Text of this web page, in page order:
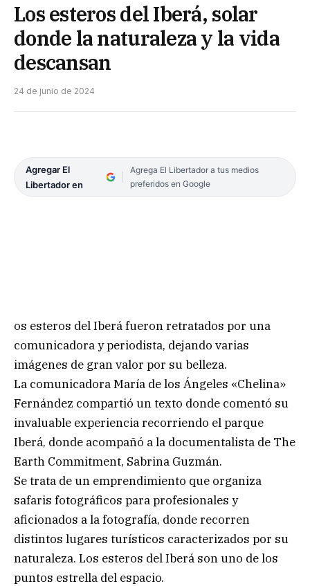
Los esteros del Iberá, solar
donde la naturaleza y la vida
descansan
24 de junio de 2024
Agregar El
Libertador en
Agrega El Libertador a tus medios
preferidos en Google
os esteros del Iberá fueron retratados por una
comunicadora y periodista, dejando varias
imágenes de gran valor por su belleza.
La comunicadora María de los Ángeles «Chelina»
Fernández compartió un texto donde comentó su
invaluable experiencia recorriendo el parque
Iberá, donde acompañó a la documentalista de The
Earth Commitment, Sabrina Guzmán.
Se trata de un emprendimiento que organiza
safaris fotográficos para profesionales y
aficionados a la fotografía, donde recorren
distintos lugares turísticos caracterizados por su
naturaleza. Los esteros del Iberá son uno de los
puntos estrella del espacio.